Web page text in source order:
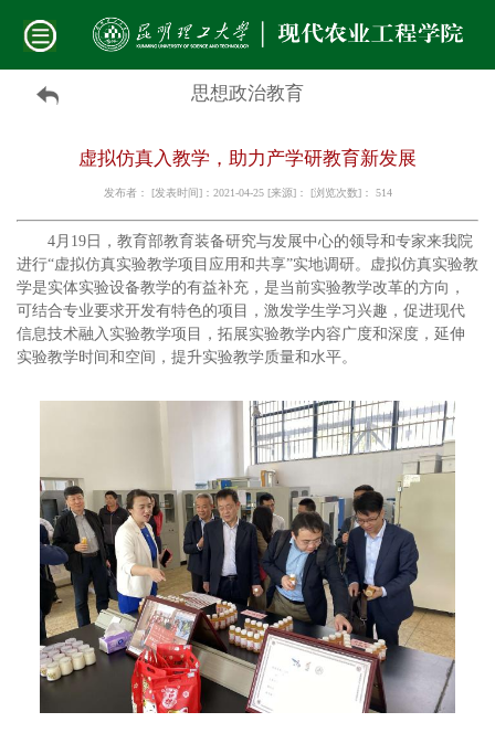
思想政治教育
虚拟仿真入教学，助力产学研教育新发展
发布者： [发表时间]：2021-04-25 [来源]： [浏览次数]： 514
4月19日，教育部教育装备研究与发展中心的领导和专家来我院
进行“虚拟仿真实验教学项目应用和共享”实地调研。虚拟仿真实验教
学是实体实验设备教学的有益补充，是当前实验教学改革的方向，
可结合专业要求开发有特色的项目，激发学生学习兴趣，促进现代
信息技术融入实验教学项目，拓展实验教学内容广度和深度，延伸
实验教学时间和空间，提升实验教学质量和水平。